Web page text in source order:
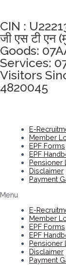
CIN :
जी एस टी एन
Goods:
Services:
Visitors
4820045
E-
Member
EPF Forms
EPF
Pensioner
Disclaimer
Payment
Menu
E-
Member
EPF Forms
EPF
Pensioner
Disclaimer
Payment